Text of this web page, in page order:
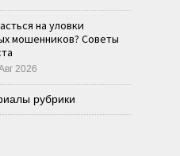
на уловки
мошенников? Советы
2026
рубрики